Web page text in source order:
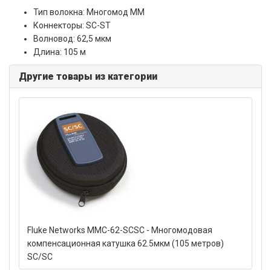
Тип волокна: Многомод MM
Коннекторы: SC-ST
Волновод: 62,5 мкм
Длина: 105 м
Другие товары из категории
Fluke Networks MMC-62-SCSC - Многомодовая
компенсационная катушка 62.5мкм (105 метров)
SC/SC